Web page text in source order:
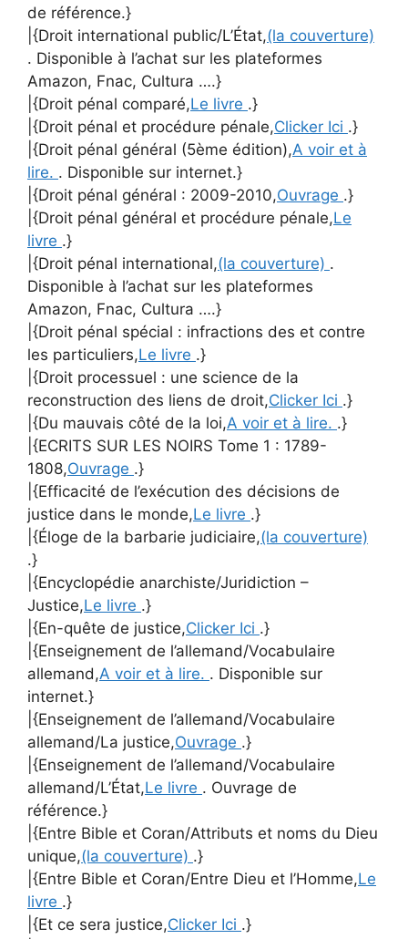
de référence.}
|{Droit international public/L’État,(la couverture)
. Disponible à l’achat sur les plateformes
Amazon, Fnac, Cultura ….}
|{Droit pénal comparé,Le livre .}
|{Droit pénal et procédure pénale,Clicker Ici .}
|{Droit pénal général (5ème édition),A voir et à
lire. . Disponible sur internet.}
|{Droit pénal général : 2009-2010,Ouvrage .}
|{Droit pénal général et procédure pénale,Le
livre .}
|{Droit pénal international,(la couverture) .
Disponible à l’achat sur les plateformes
Amazon, Fnac, Cultura ….}
|{Droit pénal spécial : infractions des et contre
les particuliers,Le livre .}
|{Droit processuel : une science de la
reconstruction des liens de droit,Clicker Ici .}
|{Du mauvais côté de la loi,A voir et à lire. .}
|{ECRITS SUR LES NOIRS Tome 1 : 1789-
1808,Ouvrage .}
|{Efficacité de l’exécution des décisions de
justice dans le monde,Le livre .}
|{Éloge de la barbarie judiciaire,(la couverture)
.}
|{Encyclopédie anarchiste/Juridiction –
Justice,Le livre .}
|{En-quête de justice,Clicker Ici .}
|{Enseignement de l’allemand/Vocabulaire
allemand,A voir et à lire. . Disponible sur
internet.}
|{Enseignement de l’allemand/Vocabulaire
allemand/La justice,Ouvrage .}
|{Enseignement de l’allemand/Vocabulaire
allemand/L’État,Le livre . Ouvrage de
référence.}
|{Entre Bible et Coran/Attributs et noms du Dieu
unique,(la couverture) .}
|{Entre Bible et Coran/Entre Dieu et l’Homme,Le
livre .}
|{Et ce sera justice,Clicker Ici .}